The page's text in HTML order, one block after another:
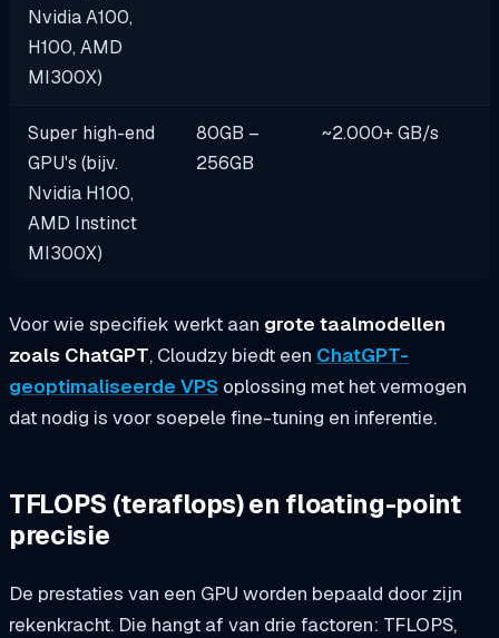
Nvidia A100,
H100, AMD
MI300X)
Super high-end
GPU's (bijv.
Nvidia H100,
AMD Instinct
MI300X)
80GB –
256GB
~2.000+ GB/s
Voor wie specifiek werkt aan grote taalmodellen
zoals ChatGPT, Cloudzy biedt een ChatGPT-
geoptimaliseerde VPS oplossing met het vermogen
dat nodig is voor soepele fine-tuning en inferentie.
TFLOPS (teraflops) en floating-point
precisie
De prestaties van een GPU worden bepaald door zijn
rekenkracht. Die hangt af van drie factoren: TFLOPS,